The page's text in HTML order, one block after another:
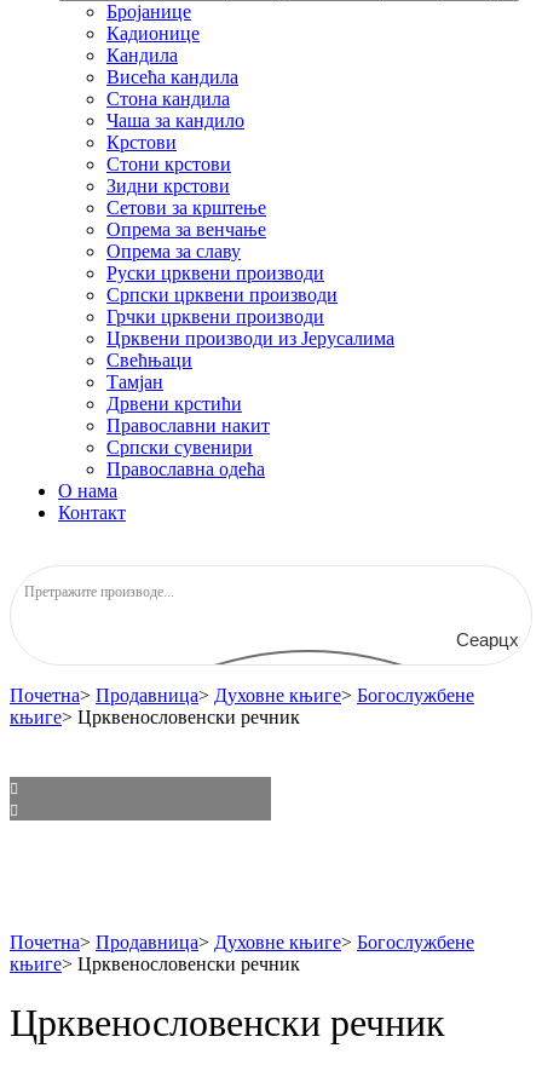
Бројанице
Кадионице
Кандила
Висећа кандила
Стона кандила
Чаша за кандило
Крстови
Стони крстови
Зидни крстови
Сетови за крштење
Опрема за венчање
Опрема за славу
Руски црквени производи
Српски црквени производи
Грчки црквени производи
Црквени производи из Јерусалима
Свећњаци
Тамјан
Дрвени крстићи
Православни накит
Српски сувенири
Православна одећа
О нама
Контакт
Сеарцх
Почетна> Продавница> Духовне књиге> Богослужбене
књиге> Црквенословенски речник
Почетна> Продавница> Духовне књиге> Богослужбене
књиге> Црквенословенски речник
Црквенословенски речник